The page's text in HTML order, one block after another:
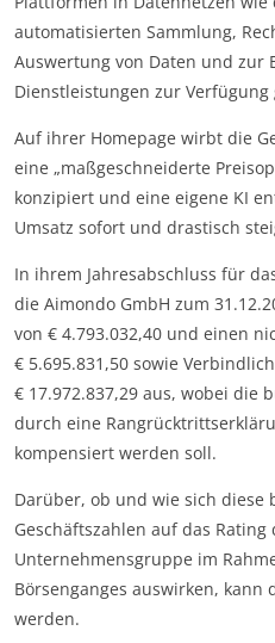
automatisierten Sammlung,
Auswertung von Daten und
Dienstleistungen zur
Auf ihrer Homepage wirbt die
eine „maßgeschneiderte
konzipiert und eine eigene KI
Umsatz sofort und drastisch
In ihrem Jahresabschluss für
die Aimondo GmbH zum
von € 4.793.032,40 und einen
€ 5.695.831,50 sowie
€ 17.972.837,29 aus, wobei die
durch eine
kompensiert werden soll.
Darüber, ob und wie sich diese
Geschäftszahlen auf das Rating
Unternehmensgruppe im
Börsenganges auswirken,
werden.